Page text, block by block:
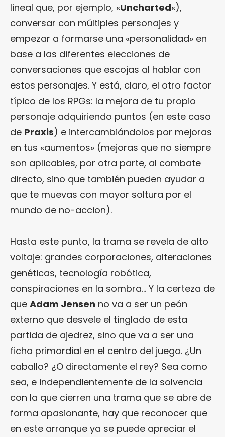
lineal que, por ejemplo, «Uncharted«),
conversar con múltiples personajes y
empezar a formarse una «personalidad» en
base a las diferentes elecciones de
conversaciones que escojas al hablar con
estos personajes. Y está, claro, el otro factor
típico de los RPGs: la mejora de tu propio
personaje adquiriendo puntos (en este caso
de Praxis) e intercambiándolos por mejoras
en tus «aumentos» (mejoras que no siempre
son aplicables, por otra parte, al combate
directo, sino que también pueden ayudar a
que te muevas con mayor soltura por el
mundo de no-accion).
Hasta este punto, la trama se revela de alto
voltaje: grandes corporaciones, alteraciones
genéticas, tecnología robótica,
conspiraciones en la sombra… Y la certeza de
que Adam Jensen no va a ser un peón
externo que desvele el tinglado de esta
partida de ajedrez, sino que va a ser una
ficha primordial en el centro del juego. ¿Un
caballo? ¿O directamente el rey? Sea como
sea, e independientemente de la solvencia
con la que cierren una trama que se abre de
forma apasionante, hay que reconocer que
en este arranque ya se puede apreciar el